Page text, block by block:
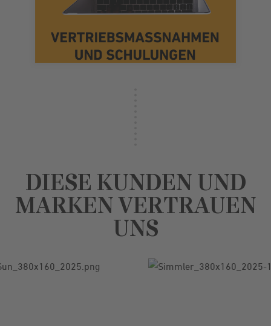
Wir entwickeln Vertriebs- und
DIESE KUNDEN UND
MARKEN VERTRAUEN
UNS